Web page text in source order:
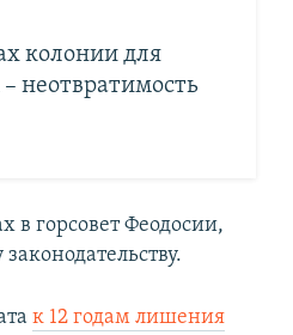
колонии для
неотвратимость
в горсовет Феодосии,
к 12 годам лишения